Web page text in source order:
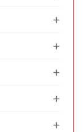




